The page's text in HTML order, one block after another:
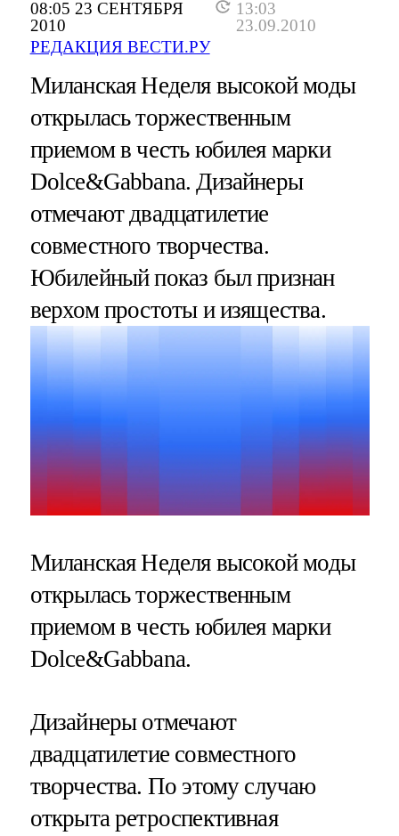
08:05 23 СЕНТЯБРЯ
2010
13:03
23.09.2010
РЕДАКЦИЯ ВЕСТИ.РУ
Миланская Неделя высокой моды
открылась торжественным
приемом в честь юбилея марки
Dolce&Gabbana. Дизайнеры
отмечают двадцатилетие
совместного творчества.
Юбилейный показ был признан
верхом простоты и изящества.
Миланская Неделя высокой моды
открылась торжественным
приемом в честь юбилея марки
Dolce&Gabbana.
Дизайнеры отмечают
двадцатилетие совместного
творчества. По этому случаю
открыта ретроспективная